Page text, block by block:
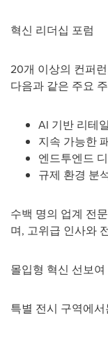
혁신 리더십 포럼
20개 이상의 컨퍼
다음과 같은 주요
AI 기반 리테
지속 가능한
엔드투엔드
규제 환경 분
수백 명의 업계 전
며, 고위급 인사와
몰입형 혁신 선보여
특별 전시 구역에